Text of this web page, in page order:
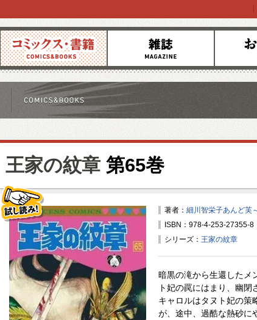
コミックス 雑誌 お知らせ
王家の紋章 第65巻
著者： 細川智栄子あんど芙
ISBN：978-4-253-27355-8
シリーズ： 王家の紋章
暗黒の滝から生還したメ
ト妃の罠にはまり、幽
キャロルはタヌト妃の策
が、途中、過酷な熱砂
試し読み！